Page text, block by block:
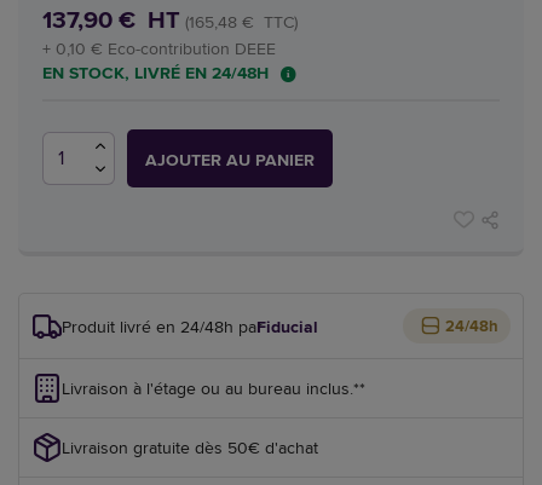
137,90 € HT (165,48 € TTC)
+ 0,10 € Eco-contribution DEEE
EN STOCK, LIVRÉ EN 24/48H
AJOUTER AU PANIER
Produit livré en 24/48h parFiducial 24/48h
Livraison à l'étage ou au bureau inclus.**
Livraison gratuite dès 50€ d'achat